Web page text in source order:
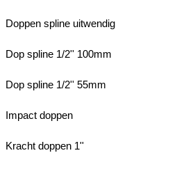
Doppen spline uitwendig
Dop spline 1/2'' 100mm
Dop spline 1/2'' 55mm
Impact doppen
Kracht doppen 1''